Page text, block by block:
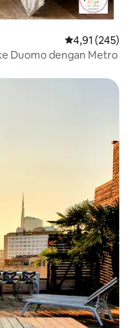
Nilai rata-rata
4,91 (245)
Duomo dengan Metro